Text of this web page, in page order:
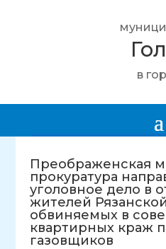
в
Преображенская
прокуратура
уголовное дело в
жителей
обвиняемых в
квартирных краж
газовщиков